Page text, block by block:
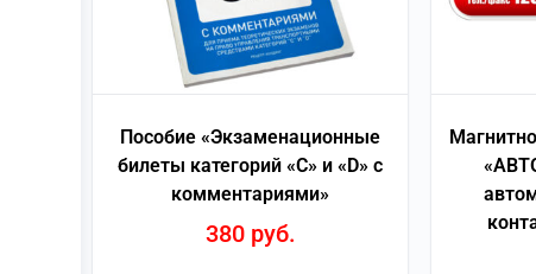
Пособие «Экзаменационные
билеты категорий «С» и «D» с
комментариями»
380 руб.